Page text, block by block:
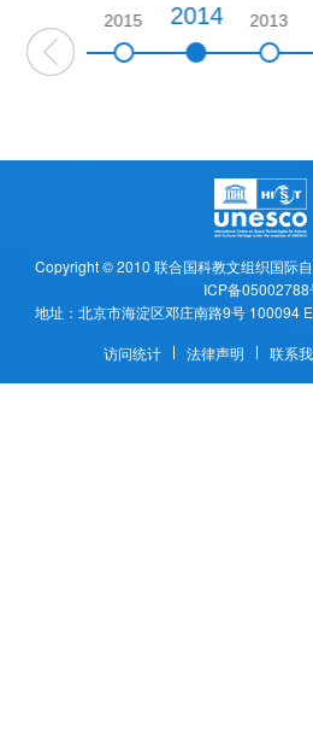
2015 2014 2013
Copyright © 2010 联合国科教文组织国际
ICP备05002788
地址：北京市海淀区邓庄南路9号 100094
访问统计
法律声明 联系